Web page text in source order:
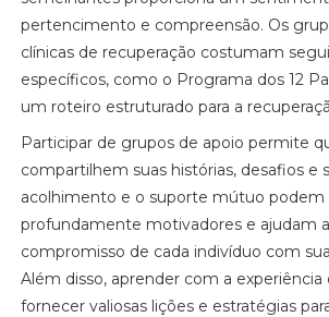
pertencimento e compreensão. Os
clínicas de recuperação costumam
específicos, como o Programa dos 12
um roteiro estruturado para a
Participar de grupos de apoio permite
compartilhem suas histórias, desafios e
acolhimento e o suporte mútuo podem
profundamente motivadores e ajudam
compromisso de cada indivíduo com
Além disso, aprender com a
fornecer valiosas lições e estratégias